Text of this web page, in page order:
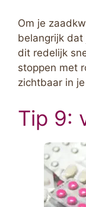
Om je
belangrijk dat
dit redelijk
stoppen met
zichtbaar in
Tip 9: